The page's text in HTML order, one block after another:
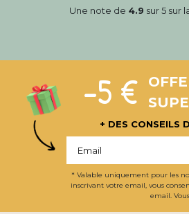
Une note de 4.9 sur 5 sur
-5 €
+ DES CONSEILS
* Valable uniquement pour les
inscrivant votre email, vous
email.